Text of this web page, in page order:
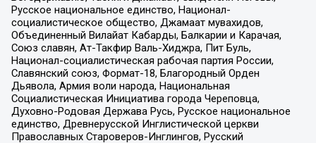
Русское национальное единство, Национал-
социалистическое общество, Джамаат мувахидов,
Объединенный Вилайат Кабарды, Балкарии и Карачая,
Союз славян, Ат-Такфир Валь-Хиджра, Пит Буль,
Национал-социалистическая рабочая партия России,
Славянский союз, Формат-18, Благородный Орден
Дьявола, Армия воли народа, Национальная
Социалистическая Инициатива города Череповца,
Духовно-Родовая Держава Русь, Русское национальное
единство, Древнерусской Инглистической церкви
Православных Староверов-Инглингов, Русский